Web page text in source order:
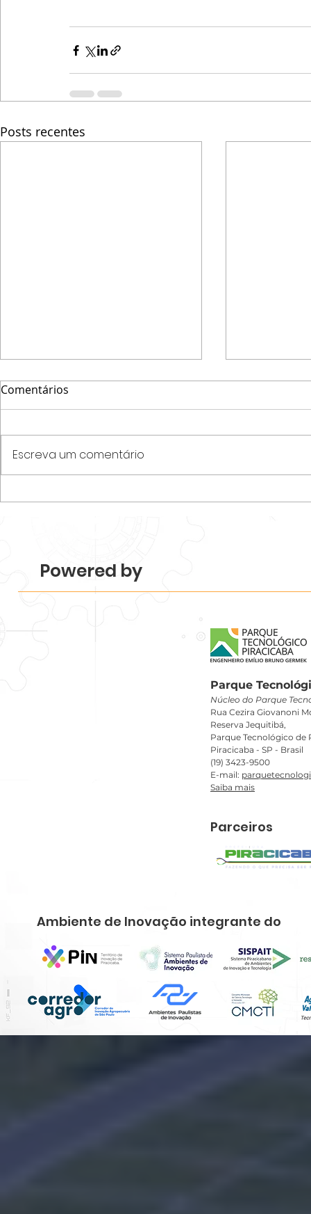
Posts recentes
ecossistema.
Comentários
Escreva um comentário
Powered by
Parque
Núcleo do Parque
Rua Cezira Giovanoni
Reserva Jequitibá,
Parque Tecnológico de
Piracicaba - SP - Brasil
(19) 3423-9500
E-mail:
Saiba mais
Parceiros
Ambiente de Inovação integrante do